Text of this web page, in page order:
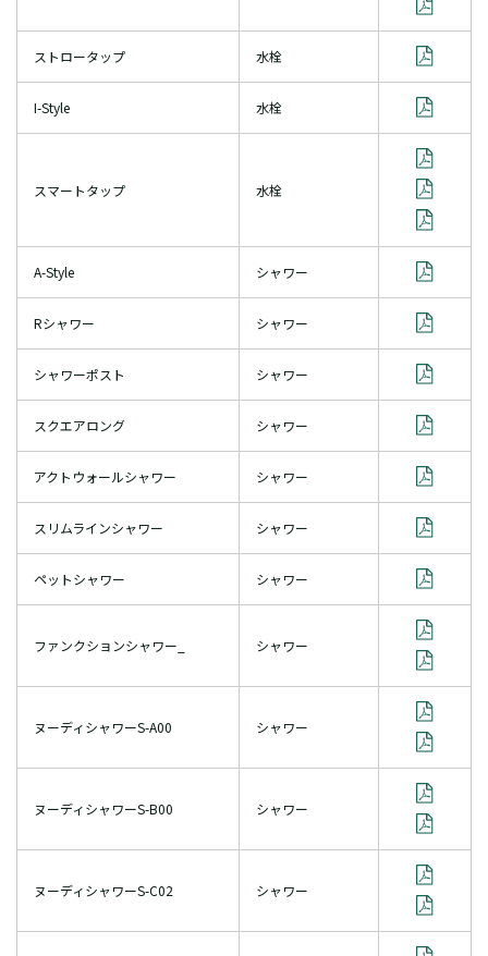
ストロータップ 水栓
I-Style 水栓
スマートタップ 水栓
A-Style シャワー
Rシャワー シャワー
シャワーポスト シャワー
スクエアロング シャワー
アクトウォールシャワー シャワー
スリムラインシャワー シャワー
ペットシャワー シャワー
ファンクションシャワー_ シャワー
ヌーディシャワーS-A00 シャワー
ヌーディシャワーS-B00 シャワー
ヌーディシャワーS-C02 シャワー